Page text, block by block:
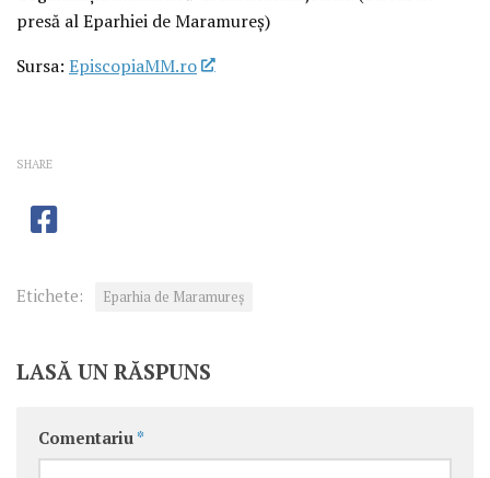
presă al Eparhiei de Maramureș)
Sursa: EpiscopiaMM.ro
SHARE
Etichete: Eparhia de Maramureș
LASĂ UN RĂSPUNS
Comentariu *